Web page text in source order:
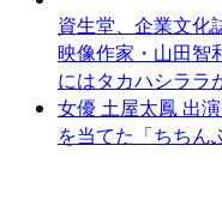
資生堂、企業文化
映像作家・山田智
にはタカハシララ
女優 土屋太鳳 出
を当てた「ちちん